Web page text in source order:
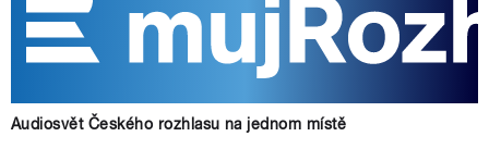
Audiosvět Českého rozhlasu na jednom místě